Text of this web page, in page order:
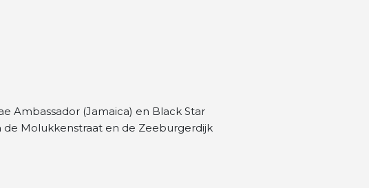
Ambassador (Jamaica) en Black Star
Molukkenstraat en de Zeeburgerdijk